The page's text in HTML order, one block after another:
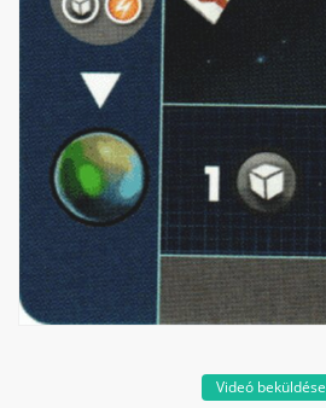
Videó beküldése